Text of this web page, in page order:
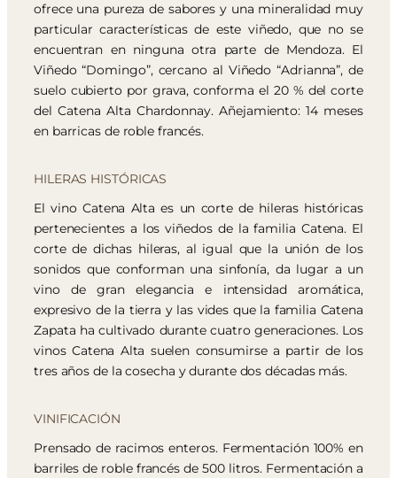
ofrece una pureza de sabores y una mineralidad muy
particular características de este viñedo, que no se
encuentran en ninguna otra parte de Mendoza. El
Viñedo “Domingo”, cercano al Viñedo “Adrianna”, de
suelo cubierto por grava, conforma el 20 % del corte
del Catena Alta Chardonnay. Añejamiento: 14 meses
en barricas de roble francés.
HILERAS HISTÓRICAS
El vino Catena Alta es un corte de hileras históricas
pertenecientes a los viñedos de la familia Catena. El
corte de dichas hileras, al igual que la unión de los
sonidos que conforman una sinfonía, da lugar a un
vino de gran elegancia e intensidad aromática,
expresivo de la tierra y las vides que la familia Catena
Zapata ha cultivado durante cuatro generaciones. Los
vinos Catena Alta suelen consumirse a partir de los
tres años de la cosecha y durante dos décadas más.
VINIFICACIÓN
Prensado de racimos enteros. Fermentación 100% en
barriles de roble francés de 500 litros. Fermentación a